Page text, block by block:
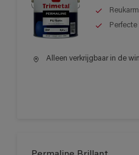
Reukarm
Perfecte
Alleen verkrijgbaar in de